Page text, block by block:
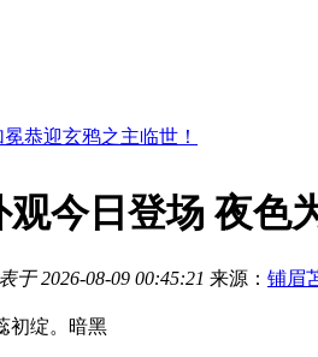
恭迎玄鸦之主临世！
观今日登场 夜色
于2026-08-09 00:45:21 来源： 铺眉
初绽。暗黑